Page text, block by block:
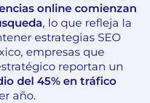
online comienzan
, lo que refleja la
estrategias SEO
empresas que
reportan un
del 45% en tráfico
año.